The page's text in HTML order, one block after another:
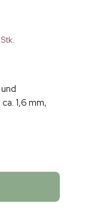
1,6 mm,